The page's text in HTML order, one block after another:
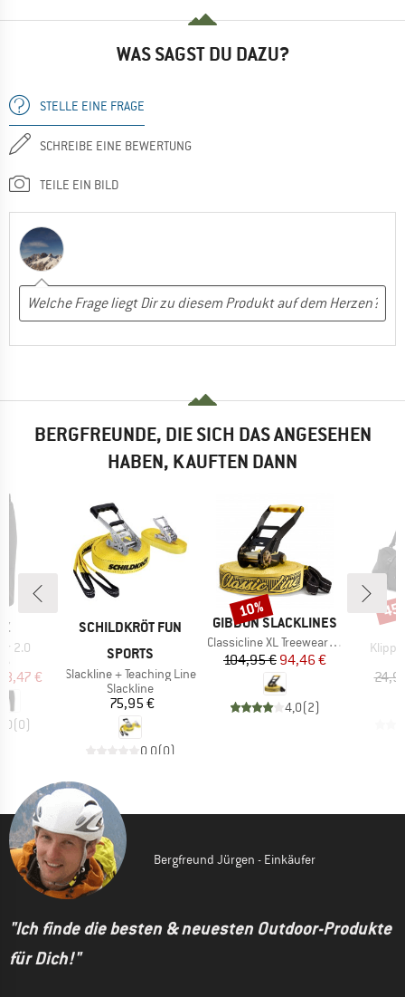
WAS SAGST DU DAZU?
STELLE EINE FRAGE
SCHREIBE EINE BEWERTUNG
TEILE EIN BILD
BERGFREUNDE, DIE SICH DAS ANGESEHEN
HABEN, KAUFTEN DANN
2.0
Preis
€
(0)
MARKE
SCHILDKRÖT FUN
SPORTS
Artikel
Slackline + Teaching Line
Produktgruppe
Slackline
Preis
75,95 €
0,0(0)
MARKE
GIBBON SLACKLINES
Artikel
Classicline XL Treewear Set
Preis
104,95 €reduzierter Preis
94,46 €
4,0(2)
Rabatt
10%
Artikel
Bergfreund Jürgen - Einkäufer
"Ich finde die besten & neuesten Outdoor-Produkte
für Dich!"